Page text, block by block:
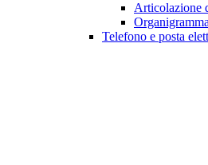
Articolazione
Organigramma
Telefono e posta